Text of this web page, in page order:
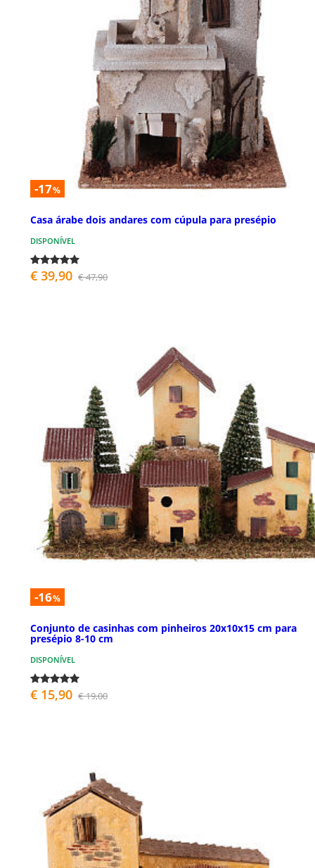
-17%
Casa árabe dois andares com cúpula para presépio
DISPONÍVEL
€ 39,90 € 47,90
-16%
Conjunto de casinhas com pinheiros 20x10x15 cm para
presépio 8-10 cm
DISPONÍVEL
€ 15,90 € 19,00